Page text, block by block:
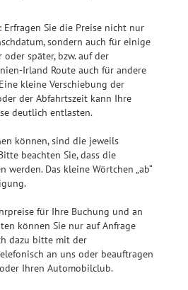
: Erfragen Sie die Preise nicht nur
sondern auch für einige
oder später, bzw. auf der
Irland Route auch für andere
kleine Verschiebung der
der Abfahrtszeit kann Ihre
deutlich entlasten.
können, sind die jeweils
beachten Sie, dass die
werden. Das kleine Wörtchen „ab“
für Ihre Buchung und an
können Sie nur auf Anfrage
dazu bitte mit der
an uns oder beauftragen
Ihren Automobilclub.